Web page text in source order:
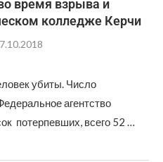
время взрыва и
колледже Керчи
убиты. Число
агентство
потерпевших, всего 52 …